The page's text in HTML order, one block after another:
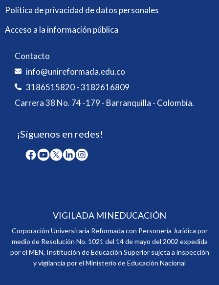
Política de privacidad de datos personales
Acceso a la información pública
Contacto
info@unireformada.edu.co
3186515820 - 3182616809
Carrera 38 No. 74 -179 - Barranquilla - Colombia.
¡Síguenos en redes!
VIGILADA MINEDUCACIÓN
Corporación Universitaria Reformada con Personería Jurídica por
medio de Resolución No. 1021 del 14 de mayo del 2002 expedida
por el MEN, Institución de Educación Superior sujeta a inspección
y vigilancia por el Ministerio de Educación Nacional